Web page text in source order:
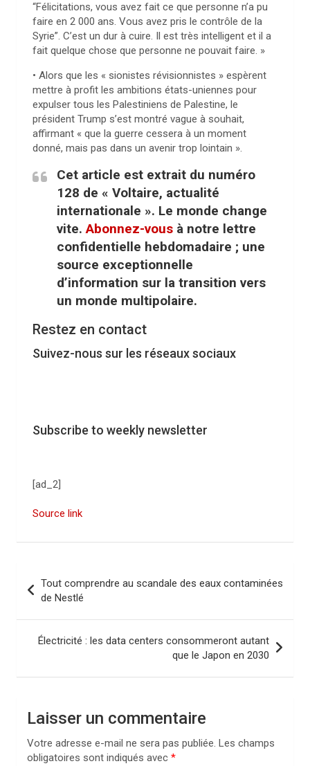
“Félicitations, vous avez fait ce que personne n’a pu
faire en 2 000 ans. Vous avez pris le contrôle de la
Syrie”. C’est un dur à cuire. Il est très intelligent et il a
fait quelque chose que personne ne pouvait faire. »
• Alors que les « sionistes révisionnistes » espèrent
mettre à profit les ambitions états-uniennes pour
expulser tous les Palestiniens de Palestine, le
président Trump s’est montré vague à souhait,
affirmant « que la guerre cessera à un moment
donné, mais pas dans un avenir trop lointain ».
Cet article est extrait du numéro
128 de « Voltaire, actualité
internationale ». Le monde change
vite.Abonnez-vous à notre lettre
confidentielle hebdomadaire ; une
source exceptionnelle
d’information sur la transition vers
un monde multipolaire.
Restez en contact
Suivez-nous sur les réseaux sociaux
Subscribe to weekly newsletter
[ad_2]
Source link
v
a
Tout comprendre au scandale des eaux contaminées
de Nestlé
Électricité : les data centers consommeront autant
que le Japon en 2030
Laisser un commentaire
Votre adresse e-mail ne sera pas publiée. Les champs
obligatoires sont indiqués avec *